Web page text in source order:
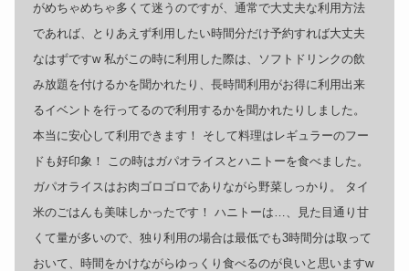
がめちゃめちゃ多くて迷うのですが、通常で大丈夫な利用方法
であれば、とりあえず利用したい時間分だけ予約すれば大丈夫
なはずですw 私がこの時に利用した際は、ソフトドリンクの飲
み放題を付けるかを聞かれたり、長時間利用がお得に利用出来
るイベントを行ってるので利用するかを聞かれたりしました。
本当に安心して利用できます！ そして料理はレギュラーのフー
ドも好印象！ この時はガパオライスとハニトーを食べました。
ガパオライスはお肉ゴロゴロでありながら野菜しっかり。 タイ
米のごはんも美味しかったです！ ハニトーは…、見た目通り甘
くて量が多いので、独り利用の場合は最低でも3時間分は取って
おいて、時間をかけながらゆっくり食べるのが良いと思いますw